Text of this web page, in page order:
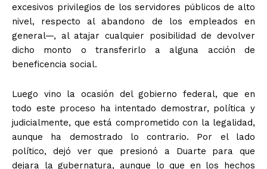
excesivos privilegios de los servidores públicos de alto
nivel, respecto al abandono de los empleados en
general—, al atajar cualquier posibilidad de devolver
dicho monto o transferirlo a alguna acción de
beneficencia social.
Luego vino la ocasión del gobierno federal, que en
todo este proceso ha intentado demostrar, política y
judicialmente, que está comprometido con la legalidad,
aunque ha demostrado lo contrario. Por el lado
político, dejó ver que presionó a Duarte para que
dejara la gubernatura, aunque lo que en los hechos